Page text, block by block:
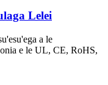
Lelei
a le
e le UL, CE, RoHS,